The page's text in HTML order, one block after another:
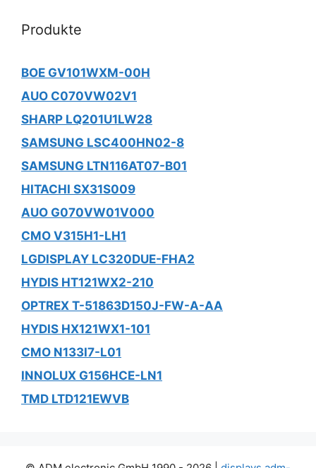
Produkte
BOE GV101WXM-00H
AUO C070VW02V1
SHARP LQ201U1LW28
SAMSUNG LSC400HN02-8
SAMSUNG LTN116AT07-B01
HITACHI SX31S009
AUO G070VW01V000
CMO V315H1-LH1
LGDISPLAY LC320DUE-FHA2
HYDIS HT121WX2-210
OPTREX T-51863D150J-FW-A-AA
HYDIS HX121WX1-101
CMO N133I7-L01
INNOLUX G156HCE-LN1
TMD LTD121EWVB